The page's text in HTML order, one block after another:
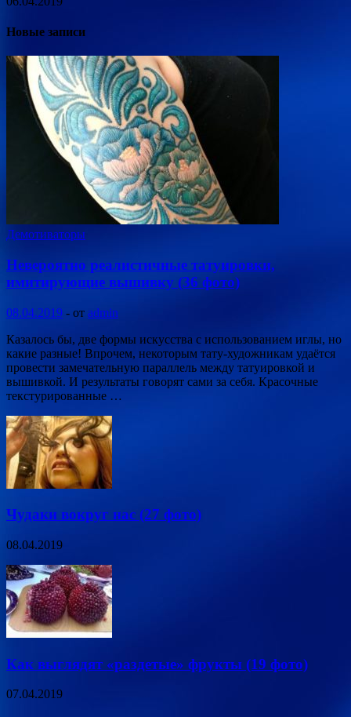
Новые записи
Демотиваторы
Невероятно реалистичные татуировки,
имитирующие вышивку (36 фото)
08.04.2019 - от admin
Казалось бы, две формы искусства с использованием иглы, но
какие разные! Впрочем, некоторым тату-художникам удаётся
провести замечательную параллель между татуировкой и
вышивкой. И результаты говорят сами за себя. Красочные
текстурированные …
Чудаки вокруг нас (27 фото)
08.04.2019
Как выглядят «раздетые» фрукты (19 фото)
07.04.2019